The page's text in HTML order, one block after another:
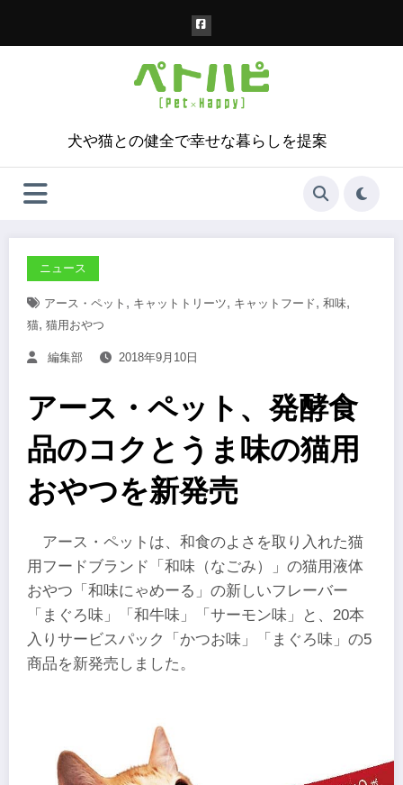
犬や猫との健全で幸せな暮らしを提案
ニュース
アース・ペット , キャットトリーツ, キャットフード, 和味,
猫, 猫用おやつ
編集部 2018年9月10日
アース・ペット、発酵食
品のコクとうま味の猫用
おやつを新発売
アース・ペットは、和食のよさを取り入れた猫
用フードブランド「和味（なごみ）」の猫用液体
おやつ「和味にゃめーる」の新しいフレーバー
「まぐろ味」「和牛味」「サーモン味」と、20本
入りサービスパック「かつお味」「まぐろ味」の5
商品を新発売しました。